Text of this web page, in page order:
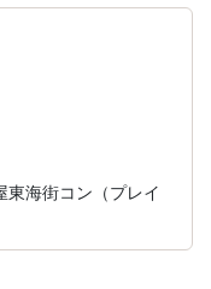
海街コン（プレイ